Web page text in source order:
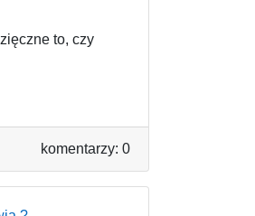
to, czy
komentarzy: 0